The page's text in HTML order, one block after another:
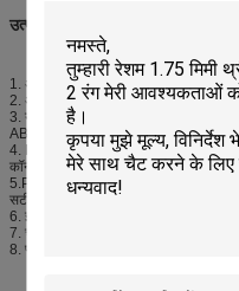
उत्पाद सुविधा
1. अच्छी गुणवत्ता पीएलए सामग्री से बना है
2. अधिकांश 3 डी प्रिंटर के साथ संगत
3. यह ABS की तुलना में अधिक मजबूत और
ABS की तुलना में अधिक चमकदार रूप और
4. PLA एक सामान्य प्रकार का
कॉर्न स्टार्च, टैपिओका की जड़ें, चिप्स या स्टार्च,
5.PLA उच्च गति की अनुमति देता है, उचित
सटीक प्लेसमेंट, क्योंकि इसमें नोजल से निकलने
6. इसका उपयोग करने पर सूती कैंडी की गंध
7. चयन के लिए विभिन्न रंग
8. प्लस या माइनस 0.02 मी के भीतर आयामी